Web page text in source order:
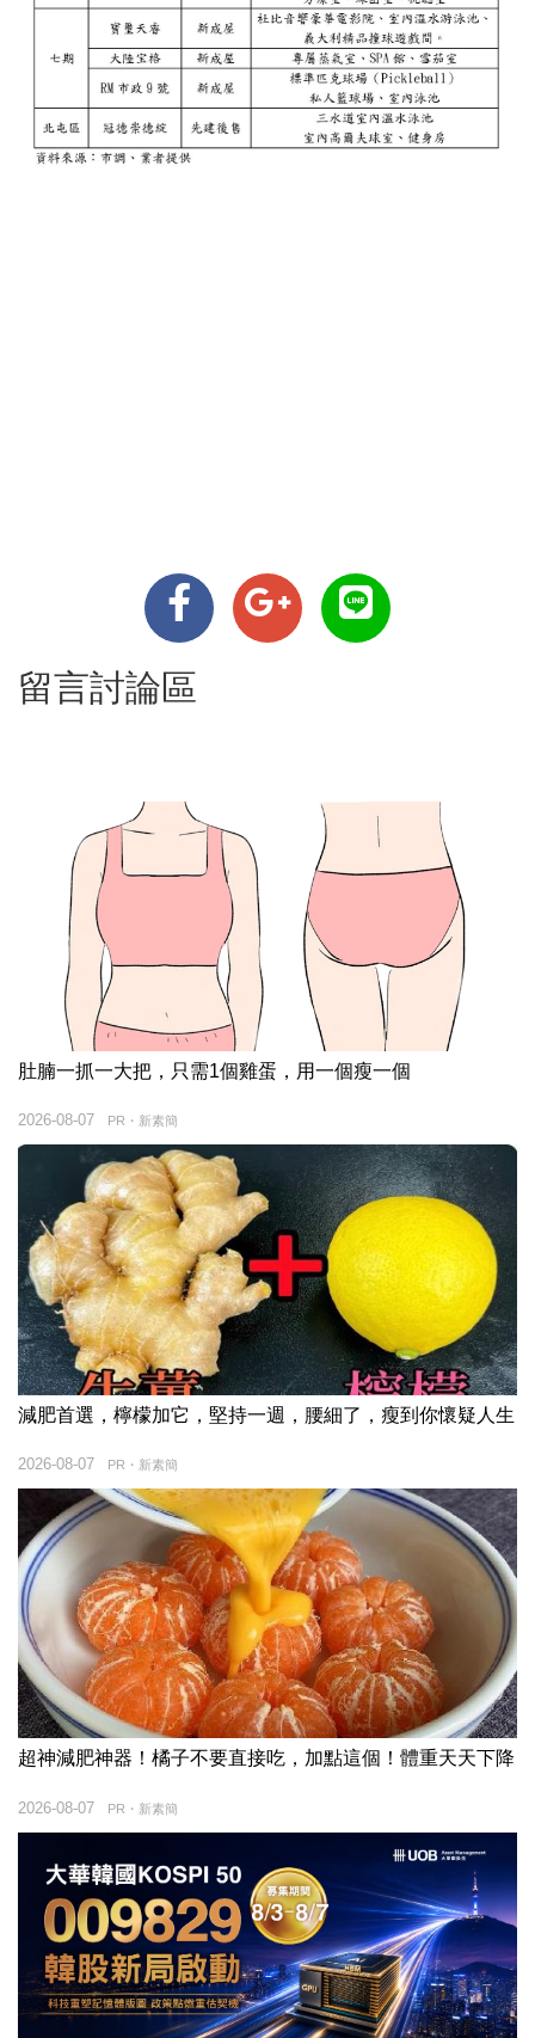
留言討論區
肚腩一抓一大把，只需1個雞蛋，用一個瘦一個
PR・新素簡
2026-08-07
減肥首選，檸檬加它，堅持一週，腰細了，瘦到你懷疑人生
PR・新素簡
2026-08-07
超神減肥神器！橘子不要直接吃，加點這個！體重天天下降
PR・新素簡
2026-08-07